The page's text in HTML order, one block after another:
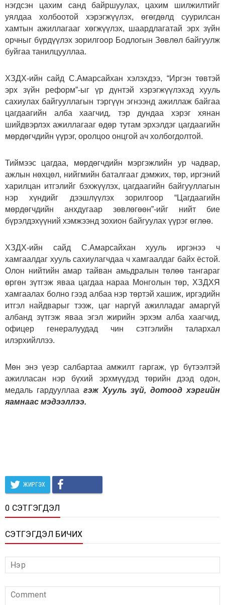
нэгдсэн цахим санд байршуулах, цахим шилжилтийг
уялдаа холбоотой хэрэгжүүлэх, өгөгдөлд суурилсан
хамтын ажиллагааг хөгжүүлэх, шаардлагатай эрх зүйн
орчныг бүрдүүлэх зорилгоор Бодлогын Зөвлөл байгуулж
буйгаа танилцууллаа.
ХЗДХ-ийн сайд С.Амарсайхан хэлэхдээ, “Иргэн төвтэй
эрх зүйн реформ”-ыг үр дүнтэй хэрэгжүүлэхэд хууль
сахиулах байгууллагын тэргүүн эгнээнд ажиллаж байгаа
цагдаагийн алба хаагчид, тэр дундаа хэрэг хянан
шийдвэрлэх ажиллагааг өдөр тутам эрхэлдэг цагдаагийн
мөрдөгчдийн үүрэг, оролцоо онцгой ач холбогдолтой.
Тиймээс цагдаа, мөрдөгчдийн мэргэжлийн ур чадвар,
ажлын нөхцөл, нийгмийн баталгааг дэмжих, төр, иргэний
харилцан итгэлийг бэхжүүлэх, цагдаагийн байгууллагын
нэр хүндийг дээшлүүлэх зорилгоор “Цагдаагийн
мөрдөгчдийн анхдугаар зөвлөгөөн”-ийг нийт бие
бүрэлдэхүүний хэмжээнд зохион байгуулах үүрэг өглөө.
ХЗДХ-ийн сайд С.Амарсайхан хууль иргэнээ ч
хамгаалдаг хууль сахиулагчдаа ч хамгаалдаг байх ёстой.
Олон нийтийн амар тайван амьдралын төлөө тангараг
өргөн зүтгэж яваа цагдаа нараа Монголын төр, ХЗДХЯ
хамгаалах болно гээд албаа нэр төртэй хашиж, иргэдийн
итгэл найдварыг тээж, цаг наргүй ажилладаг амаргүй
албанд зүтгэж яваа эгэл жирийн эрхэм алба хаагчид,
офицер генералуудад чин сэтгэлийн талархал
илэрхийллээ.
Мөн энэ үеэр салбартаа амжилт гаргаж, үр бүтээлтэй
ажилласан нэр бүхий эрхмүүдэд төрийн дээд одон,
медаль гардууллаа гэж Хууль зүй, дотоод хэргийн
яамнаас мэдээллээ.
ЖИРГЭХ
0 СЭТГЭГДЭЛ
СЭТГЭГДЭЛ БИЧИХ